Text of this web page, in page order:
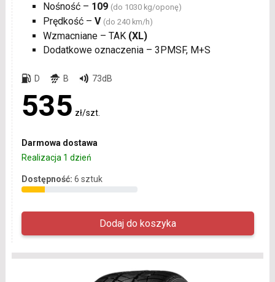
Nośność – 109 (do 1030 kg/oponę)
Prędkość – V (do 240 km/h)
Wzmacniane – TAK (XL)
Dodatkowe oznaczenia – 3PMSF, M+S
D B 73dB
535 zł/szt.
Darmowa dostawa
Realizacja 1 dzień
Dostępność: 6 sztuk